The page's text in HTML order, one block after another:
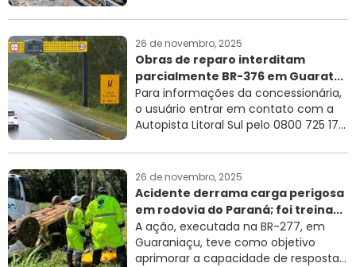
26 de novembro, 2025
Obras de reparo interditam
parcialmente BR-376 em Guarat...
Para informações da concessionária,
o usuário entrar em contato com a
Autopista Litoral Sul pelo 0800 725 17...
26 de novembro, 2025
Acidente derrama carga perigosa
em rodovia do Paraná; foi treina...
A ação, executada na BR-277, em
Guaraniaçu, teve como objetivo
aprimorar a capacidade de resposta...